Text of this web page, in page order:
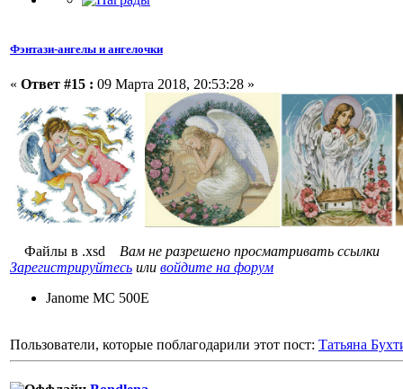
Фэнтази-ангелы и ангелочки
« Ответ #15 : 09 Марта 2018, 20:53:28 »
Файлы в .xsd Вам не разрешено просматривать ссылки
Зарегистрируйтесь или войдите на форум
Janome MC 500E
Пользователи, которые поблагодарили этот пост: Татьяна